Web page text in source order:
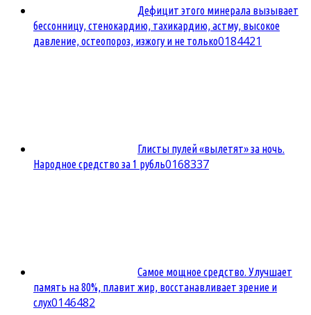
Дефицит этого минерала вызывает
бессонницу, стенокардию, тахикардию, астму, высокое
давление, остеопороз, изжогу и не только0184421
Глисты пулей «вылетят» за ночь.
Народное средство за 1 рубль0168337
Самое мощное средство. Улучшает
память на 80%, плавит жир, восстанавливает зрение и
слух0146482